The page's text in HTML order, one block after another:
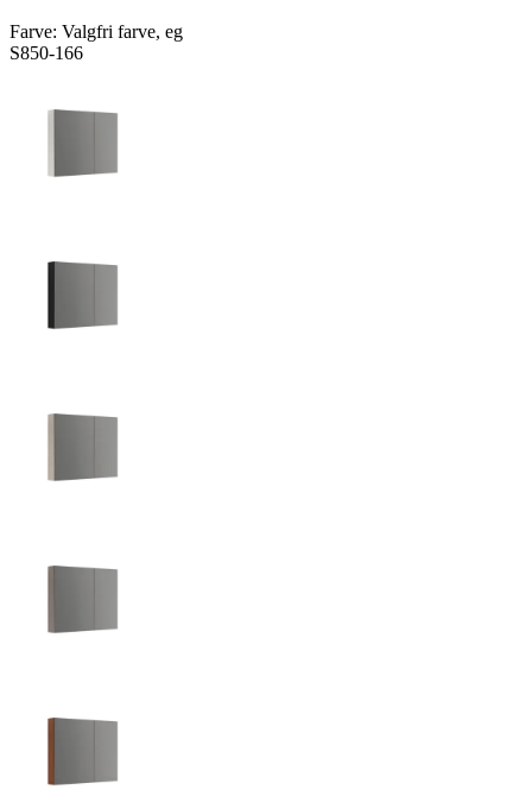
Farve: Valgfri farve, eg
S850-166